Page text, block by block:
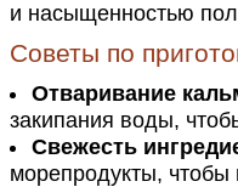
и насыщенностью
Советы по
Отваривание
закипания воды,
Свежесть
морепродукты, чтобы